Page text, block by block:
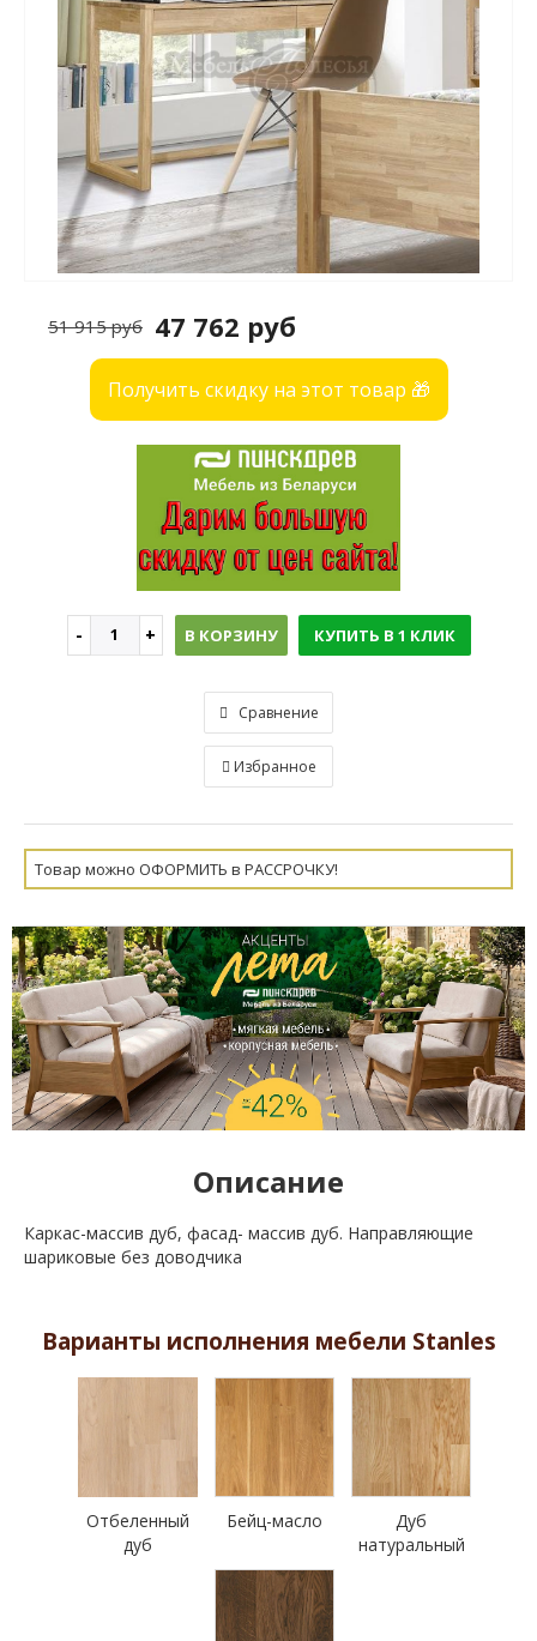
47 762 руб
51 915 руб
Получить скидку на этот товар 🎁
В КОРЗИНУ КУПИТЬ В 1 КЛИК
Сравнение
Избранное
Товар можно ОФОРМИТЬ в РАССРОЧКУ!
Описание
Каркас-массив дуб, фасад- массив дуб. Направляющие
шариковые без доводчика
Варианты исполнения мебели Stanles
Отбеленный
дуб
Бейц-масло
Дуб
натуральный